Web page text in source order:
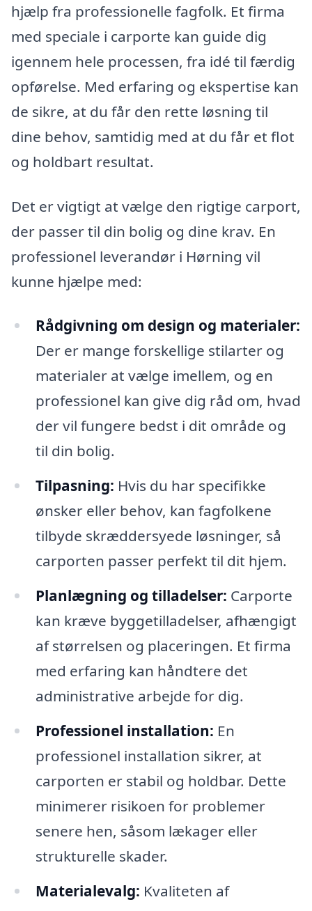
hjælp fra professionelle fagfolk. Et firma
med speciale i carporte kan guide dig
igennem hele processen, fra idé til færdig
opførelse. Med erfaring og ekspertise kan
de sikre, at du får den rette løsning til
dine behov, samtidig med at du får et flot
og holdbart resultat.
Det er vigtigt at vælge den rigtige carport,
der passer til din bolig og dine krav. En
professionel leverandør i Hørning vil
kunne hjælpe med:
Rådgivning om design og materialer:
Der er mange forskellige stilarter og
materialer at vælge imellem, og en
professionel kan give dig råd om, hvad
der vil fungere bedst i dit område og
til din bolig.
Tilpasning: Hvis du har specifikke
ønsker eller behov, kan fagfolkene
tilbyde skræddersyede løsninger, så
carporten passer perfekt til dit hjem.
Planlægning og tilladelser: Carporte
kan kræve byggetilladelser, afhængigt
af størrelsen og placeringen. Et firma
med erfaring kan håndtere det
administrative arbejde for dig.
Professionel installation: En
professionel installation sikrer, at
carporten er stabil og holdbar. Dette
minimerer risikoen for problemer
senere hen, såsom lækager eller
strukturelle skader.
Materialevalg: Kvaliteten af